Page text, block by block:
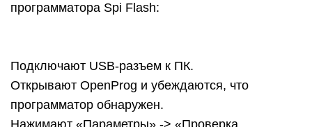
программатора Spi Flash:
Подключают USB-разъем к ПК.
Открывают OpenProg и убеждаются, что
программатор обнаружен.